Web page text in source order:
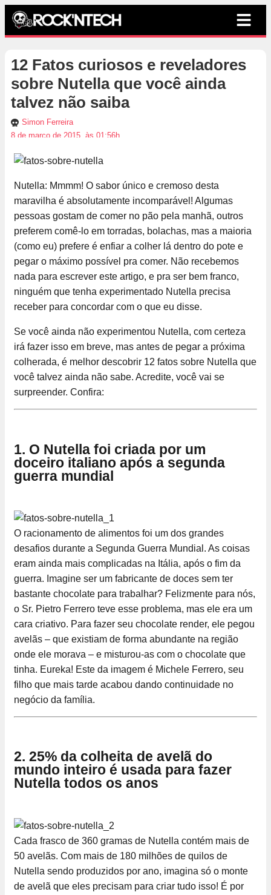
12 Fatos curiosos e reveladores
sobre Nutella que você ainda
talvez não saiba
Simon Ferreira
8 de março de 2015, às 01:56h
Nutella: Mmmm! O sabor único e cremoso desta
maravilha é absolutamente incomparável! Algumas
pessoas gostam de comer no pão pela manhã, outros
preferem comê-lo em torradas, bolachas, mas a maioria
(como eu) prefere é enfiar a colher lá dentro do pote e
pegar o máximo possível pra comer. Não recebemos
nada para escrever este artigo, e pra ser bem franco,
ninguém que tenha experimentado Nutella precisa
receber para concordar com o que eu disse.
Se você ainda não experimentou Nutella, com certeza
irá fazer isso em breve, mas antes de pegar a próxima
colherada, é melhor descobrir 12 fatos sobre Nutella que
você talvez ainda não sabe. Acredite, você vai se
surpreender. Confira:
1. O Nutella foi criada por um
doceiro italiano após a segunda
guerra mundial
O racionamento de alimentos foi um dos grandes
desafios durante a Segunda Guerra Mundial. As coisas
eram ainda mais complicadas na Itália, após o fim da
guerra. Imagine ser um fabricante de doces sem ter
bastante chocolate para trabalhar? Felizmente para nós,
o Sr. Pietro Ferrero teve esse problema, mas ele era um
cara criativo. Para fazer seu chocolate render, ele pegou
avelãs – que existiam de forma abundante na região
onde ele morava – e misturou-as com o chocolate que
tinha. Eureka! Este da imagem é Michele Ferrero, seu
filho que mais tarde acabou dando continuidade no
negócio da família.
2. 25% da colheita de avelã do
mundo inteiro é usada para fazer
Nutella todos os anos
Cada frasco de 360 gramas de Nutella contém mais de
50 avelãs. Com mais de 180 milhões de quilos de
Nutella sendo produzidos por ano, imagina só o monte
de avelã que eles precisam para criar tudo isso! É por